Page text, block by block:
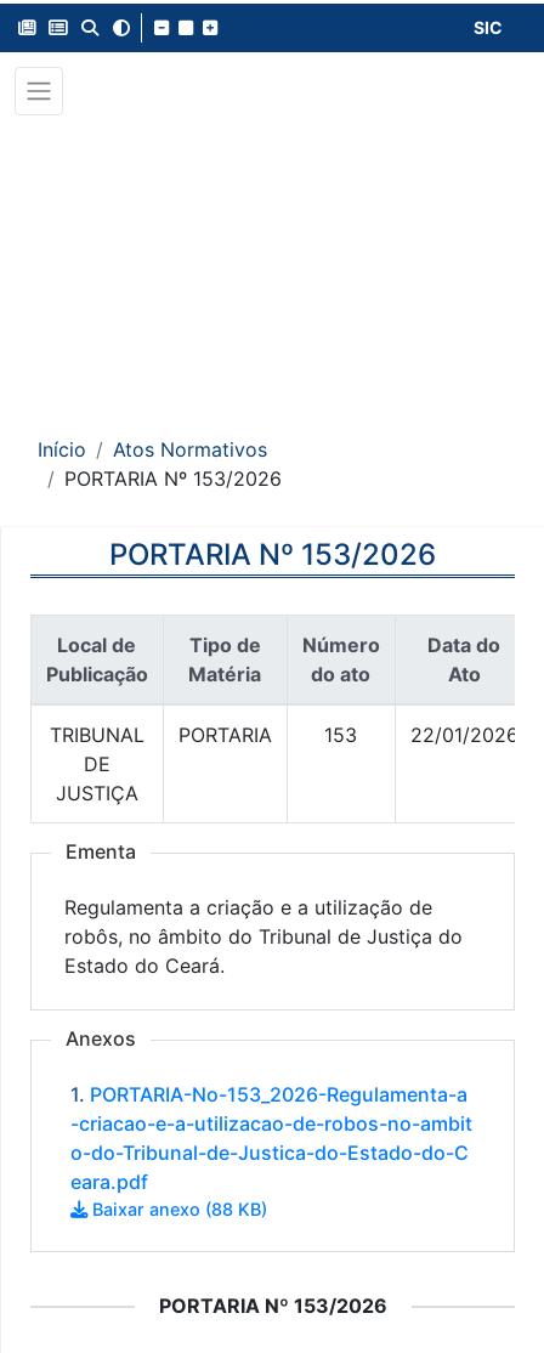
SIC
Início
Atos Normativos
PORTARIA Nº 153/2026
PORTARIA Nº 153/2026
Local de
Publicação
Tipo de
Matéria
Número
do ato
Data do
Ato
TRIBUNAL
DE
JUSTIÇA
PORTARIA 153 22/01/2026
Ementa
Regulamenta a criação e a utilização de
robôs, no âmbito do Tribunal de Justiça do
Estado do Ceará.
Anexos
1. PORTARIA-No-153_2026-Regulamenta-a
-criacao-e-a-utilizacao-de-robos-no-ambit
o-do-Tribunal-de-Justica-do-Estado-do-C
eara.pdf
Baixar anexo (88 KB)
PORTARIA Nº 153/2026